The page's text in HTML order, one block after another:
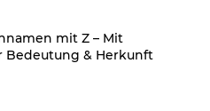
mit Z – Mit
Bedeutung & Herkunft